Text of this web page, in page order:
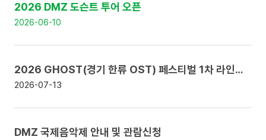
2026 DMZ 도슨트 투어 오픈
2026-06-10
2026 GHOST(경기 한류 OST) 페스티벌 1차 라인업 공개 및 얼리버드 티켓 판매 안내
2026-07-13
DMZ 국제음악제 안내 및 관람신청